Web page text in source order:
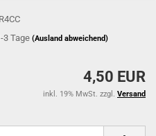
3 Tage(Ausland abweichend)
4,50 EUR
inkl. 19% MwSt. zzgl. Versand